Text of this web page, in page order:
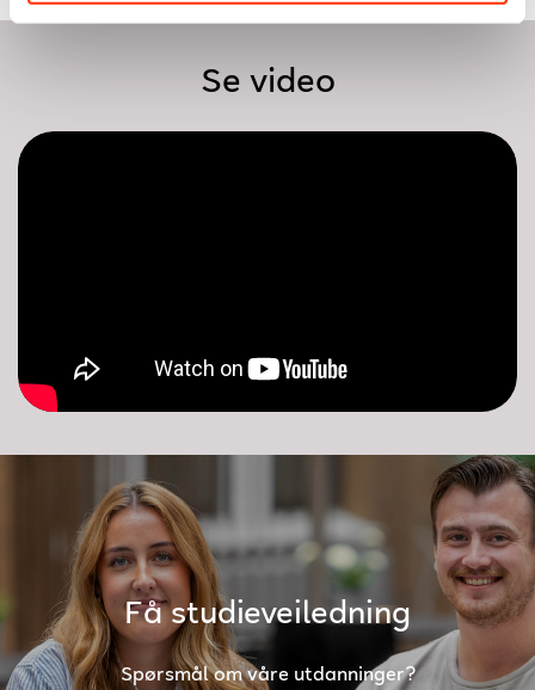
Se video
Få studieveiledning
Spørsmål om våre utdanninger?